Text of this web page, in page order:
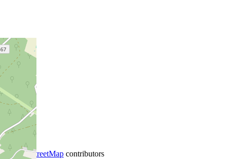
−
© OpenStreetMap contributors